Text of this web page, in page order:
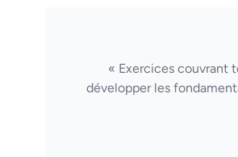
« Exercices couvrant
développer les